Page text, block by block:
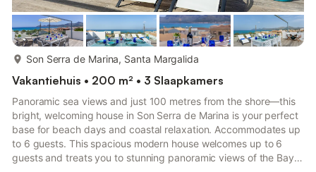
Son Serra de Marina, Santa Margalida
Vakantiehuis • 200 m² • 3 Slaapkamers
Panoramic sea views and just 100 metres from the shore—this
bright, welcoming house in Son Serra de Marina is your perfect
base for beach days and coastal relaxation. Accommodates up
to 6 guests. This spacious modern house welcomes up to 6
guests and treats you to stunning panoramic views of the Bay